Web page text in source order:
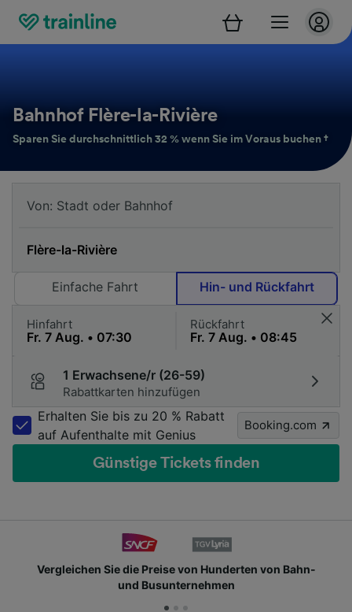
Bahnhof Flère-la-Rivière
Sparen Sie durchschnittlich 32 % wenn Sie im Voraus buchen †
Einfache Fahrt Hin- und Rückfahrt
Hinfahrt Rückfahrt
1 Erwachsene/r (26-59)
Rabattkarten hinzufügen
Erhalten Sie bis zu 20 % Rabatt
auf Aufenthalte mit Genius
Booking.com
Günstige Tickets finden
Schließen Sie sich Millionen täglichen Nutzern an